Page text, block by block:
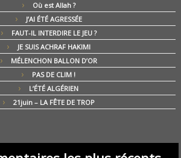
Où est Allah ?
J’AI ÉTÉ AGRESSÉE
FAUT-IL INTERDIRE LE JEU ?
JE SUIS ACHRAF HAKIMI
MÉLENCHON BALLON D’OR
PAS DE CLIM !
L’ÉTÉ ALGÉRIEN
21juin – LA FÊTE DE TROP